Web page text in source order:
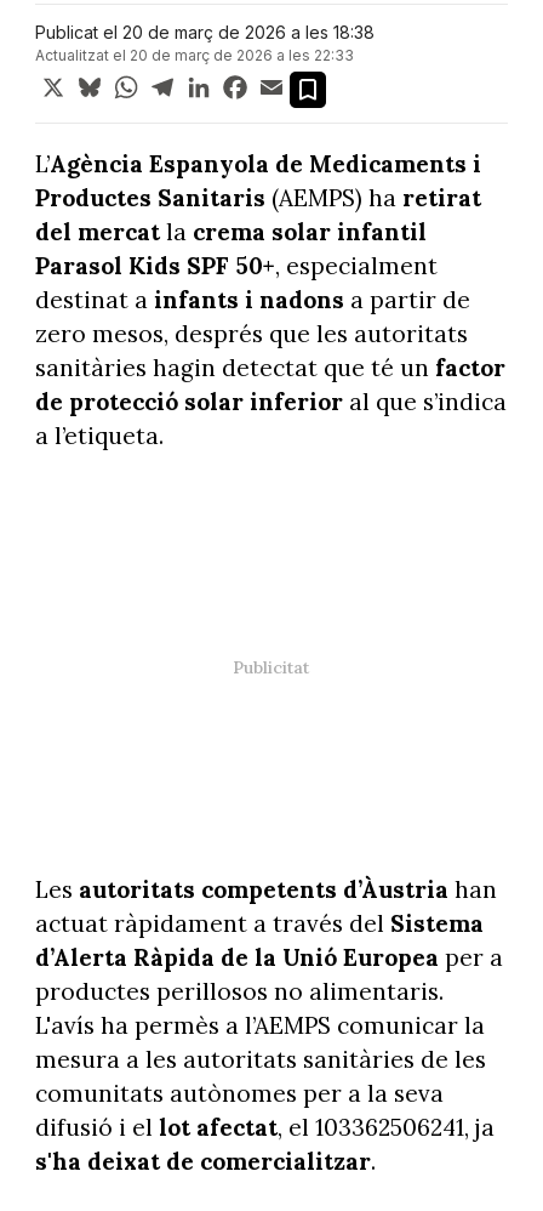
Publicat el 20 de març de 2026 a les 18:38
Actualitzat el 20 de març de 2026 a les 22:33
X BlueskyWhatsApp
TelegramLinkedInFacebook
Email
L’Agència Espanyola de Medicaments i
Productes Sanitaris (AEMPS) ha retirat
del mercatla crema solar infantil
Parasol Kids SPF 50+, especialment
destinat a infants i nadons a partir de
zero mesos, després que les autoritats
sanitàries hagin detectat que té un factor
de protecció solar inferioral que s’indica
a l’etiqueta.
Les autoritats competents d’Àustria han
actuat ràpidament a través del Sistema
d’Alerta Ràpida de la Unió Europea per a
productes perillosos no alimentaris.
L'avís ha permès a l’AEMPS comunicar la
mesura a les autoritats sanitàries de les
comunitats autònomes per a la seva
difusió i el lot afectat, el 103362506241, ja
s'ha deixat de comercialitzar.